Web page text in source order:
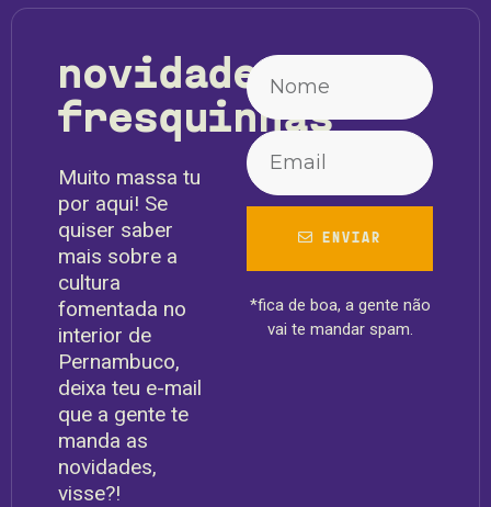
novidades
fresquinhas
Muito massa tu
por aqui! Se
quiser saber
mais sobre a
cultura
fomentada no
interior de
Pernambuco,
deixa teu e-mail
que a gente te
manda as
novidades,
visse?!
ENVIAR
*fica de boa, a gente não
vai te mandar spam.